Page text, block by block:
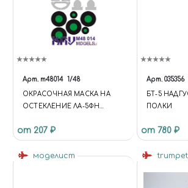
Арт. m48014 1/48
ОКРАСОЧНАЯ МАСКА НА
ОСТЕКЛЕНИЕ ЛА-5ФН
от 207 ₽
Арт. 035356
БТ-5
ПОЛКИ
от 780 ₽
моделист